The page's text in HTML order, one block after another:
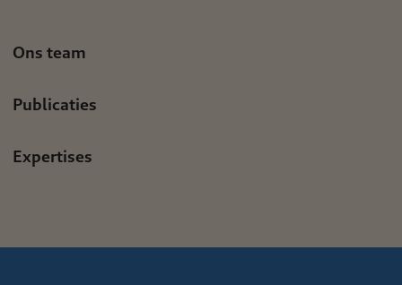
Ons team
Publicaties
Expertises